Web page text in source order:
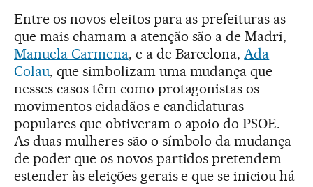
Entre os novos eleitos para as prefeituras as
que mais chamam a atenção são a de Madri,
Manuela Carmena, e a de Barcelona, Ada
Colau, que simbolizam uma mudança que
nesses casos têm como protagonistas os
movimentos cidadãos e candidaturas
populares que obtiveram o apoio do PSOE.
As duas mulheres são o símbolo da mudança
de poder que os novos partidos pretendem
estender às eleições gerais e que se iniciou há